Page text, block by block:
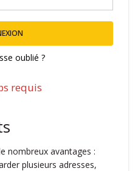
oublié ?
nombreux avantages :
plusieurs adresses,